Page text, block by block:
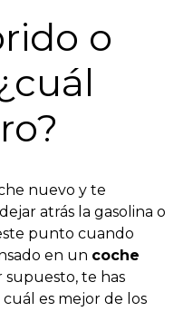
o
nuevo y te
atrás la gasolina o
punto cuando
en un coche
supuesto, te has
es mejor de los